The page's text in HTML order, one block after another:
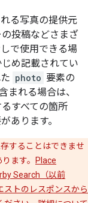
る写真の提供元
投稿などさまざ
で使用できる場
め記載されてい
photo 要素の
まれる場合は、
すべての箇所
あります。
することはできませ
ます。
Place
Search（以前
ストのレスポンスから